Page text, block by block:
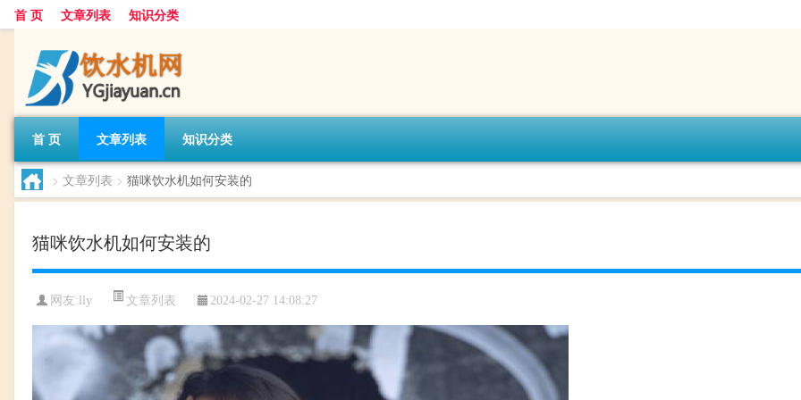
首 页 文章列表 知识分类
首 页 文章列表 知识分类
> 文章列表 > 猫咪饮水机如何安装的
猫咪饮水机如何安装的
网友: lly 文章列表 2024-02-27 14:08:27